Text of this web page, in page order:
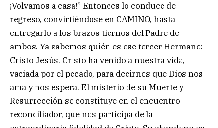
¡Volvamos a casa!” Entonces lo conduce de
regreso, convirtiéndose en CAMINO, hasta
entregarlo a los brazos tiernos del Padre de
ambos. Ya sabemos quién es ese tercer Hermano:
Cristo Jesús. Cristo ha venido a nuestra vida,
vaciada por el pecado, para decirnos que Dios nos
ama y nos espera. El misterio de su Muerte y
Resurrección se constituye en el encuentro
reconciliador, que nos participa de la